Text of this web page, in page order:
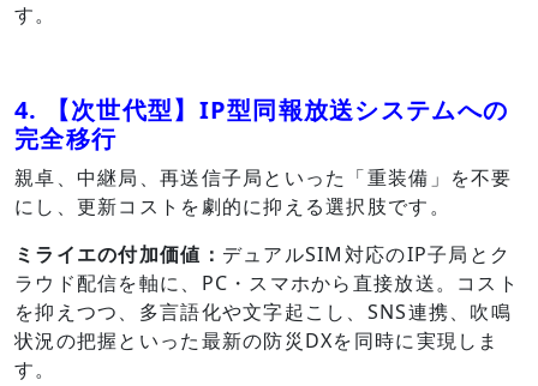
す。
4. 【次世代型】IP型同報放送システムへの
完全移行
親卓、中継局、再送信子局といった「重装備」を不要
にし、更新コストを劇的に抑える選択肢です。
ミライエの付加価値： デュアルSIM対応のIP子局とク
ラウド配信を軸に、PC・スマホから直接放送。コスト
を抑えつつ、多言語化や文字起こし、SNS連携、吹鳴
状況の把握といった最新の防災DXを同時に実現しま
す。